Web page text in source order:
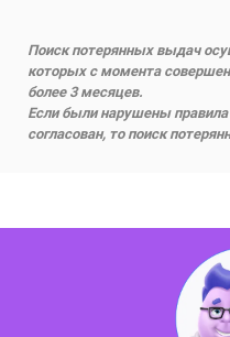
Поиск потерянных выдач
которых с момента
более 3 месяцев.
Если были нарушены
согласован, то поиск